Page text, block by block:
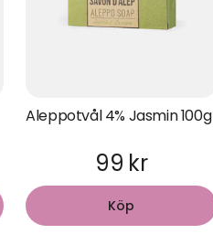
Aleppotvål 4% Jasmin 100g
99 kr
Köp